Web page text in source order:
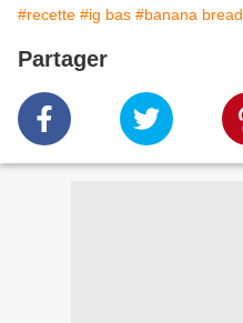
#recette #ig bas #banana bread
Partager